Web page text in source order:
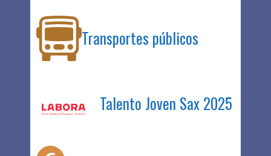
Transportes públicos
Talento Joven Sax 2025